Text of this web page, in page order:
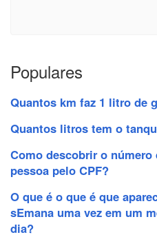
Populares
Quantos km faz 1 litro de
Quantos litros tem o
Como descobrir o número
pessoa pelo CPF?
O que é o que é que
sEmana uma vez em um
dia?